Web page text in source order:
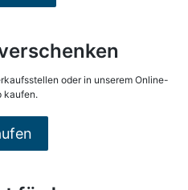
oder in unserem Online-
kaufen.